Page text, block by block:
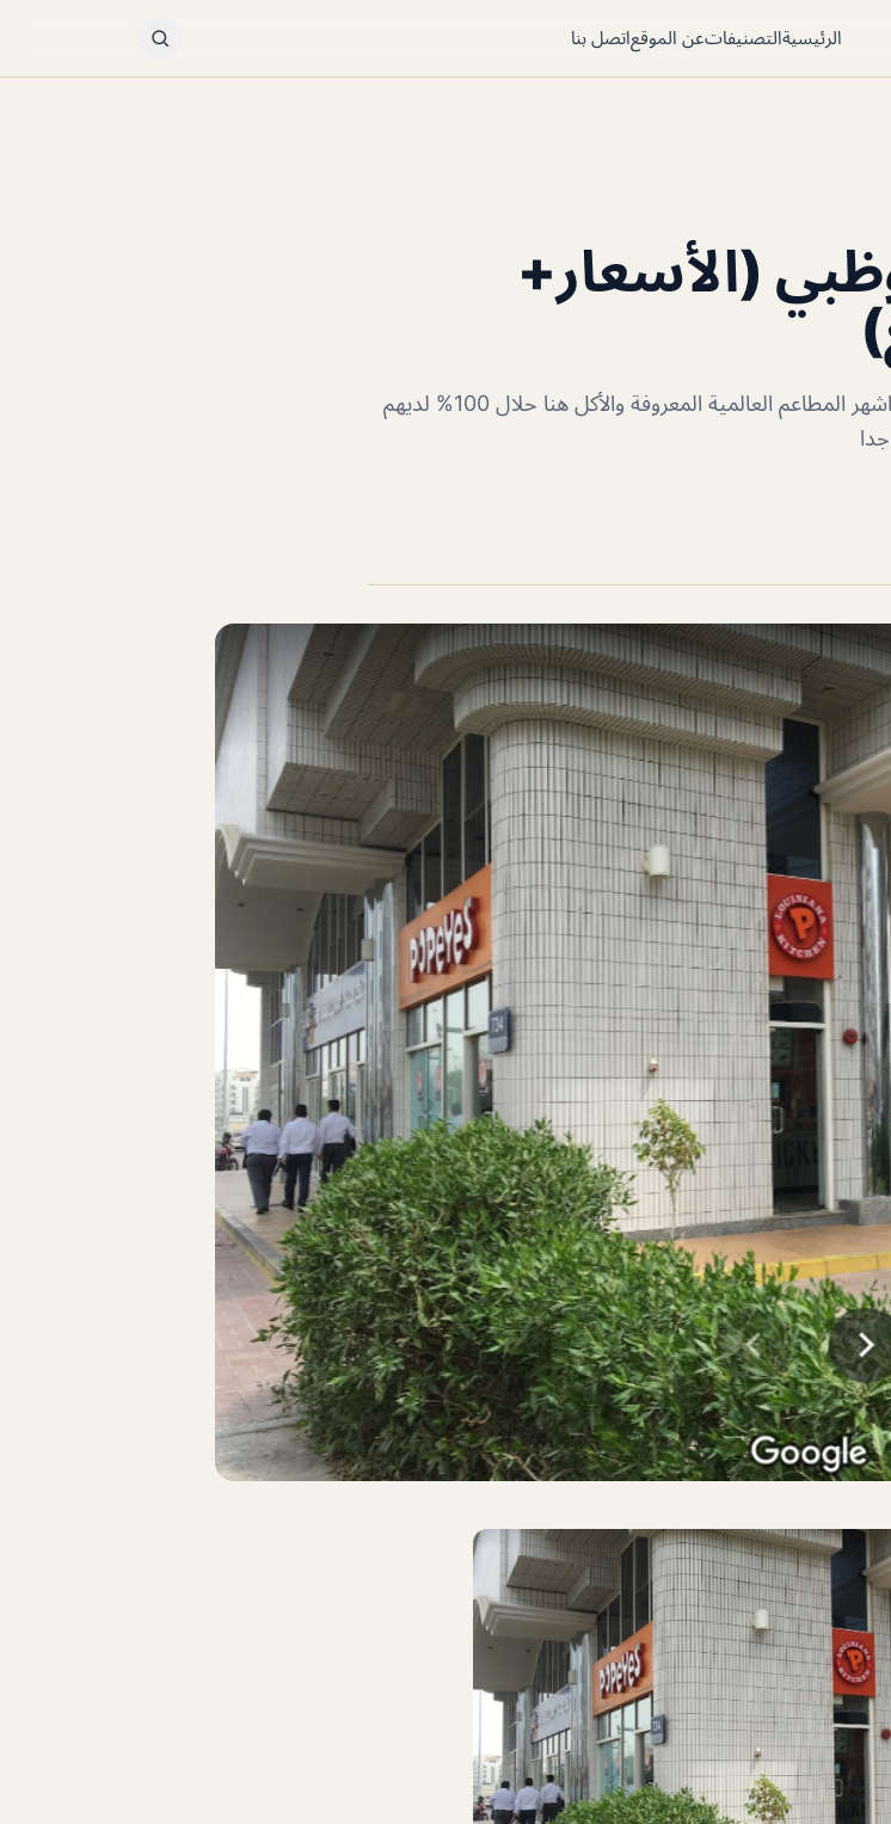
الرئيسيةالتصنيفاتعن الموقعاتصل بنا
(الأسعار+
مطعم بابايز ابوظبي المطعم رائع جدا ومن اشهر المطاعم العالمية المعروفة والأكل هنا حلال 100% لديهم